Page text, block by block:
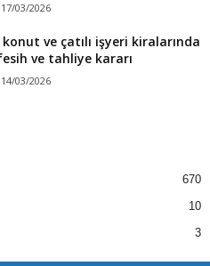
17/03/2026
ve çatılı işyeri kiralarında
ve tahliye kararı
14/03/2026
670
10
3